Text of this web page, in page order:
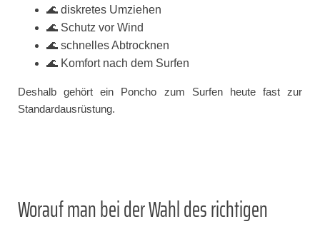
🌊 diskretes Umziehen
🌊 Schutz vor Wind
🌊 schnelles Abtrocknen
🌊 Komfort nach dem Surfen
Deshalb gehört ein Poncho zum Surfen heute fast zur
Standardausrüstung.
Worauf man bei der Wahl des richtigen